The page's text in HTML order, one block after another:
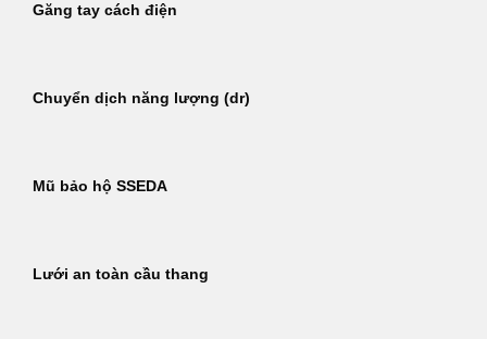
Găng tay cách điện
Chuyển dịch năng lượng (dr)
Mũ bảo hộ SSEDA
Lưới an toàn cầu thang